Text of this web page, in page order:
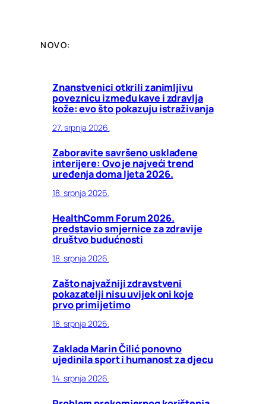
NOVO:
Znanstvenici otkrili zanimljivu
poveznicu između kave i zdravlja
kože: evo što pokazuju istraživanja
27. srpnja 2026.
Zaboravite savršeno usklađene
interijere: Ovo je najveći trend
uređenja doma ljeta 2026.
18. srpnja 2026.
HealthComm Forum 2026.
predstavio smjernice za zdravije
društvo budućnosti
18. srpnja 2026.
Zašto najvažniji zdravstveni
pokazatelji nisu uvijek oni koje
prvo primijetimo
18. srpnja 2026.
Zaklada Marin Čilić ponovno
ujedinila sport i humanost za djecu
14. srpnja 2026.